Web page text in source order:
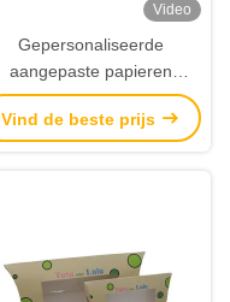
Video
Gepersonaliseerde
aangepaste papieren
snoepdozen
Voedselverpakkingen met
Vind de beste prijs